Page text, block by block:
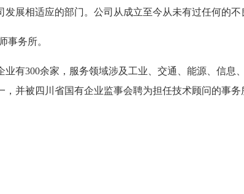
展相适应的部门。公司从成立至今从未有过任何的不
事务所。
业有300余家，服务领域涉及工业、交通、能源、信息
并被四川省国有企业监事会聘为担任技术顾问的事